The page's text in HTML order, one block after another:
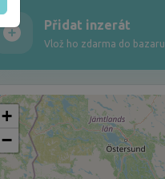
Přidat inzerát
Vlož ho zdarma do bazaru
+
−